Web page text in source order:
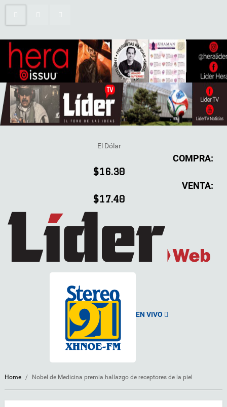
El Dólar
COMPRA:
$16.30
VENTA:
$17.40
EN VIVO
Home / Nobel de Medicina premia hallazgo de receptores de la piel